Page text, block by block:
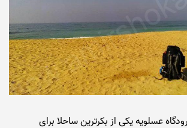
عسلویه یکی از بکرترین ساحلا برای